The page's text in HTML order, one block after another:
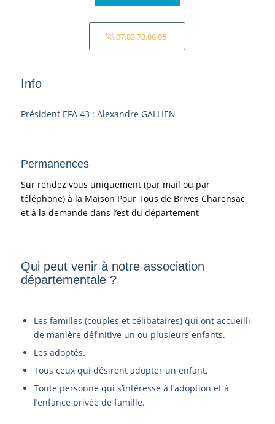
07.83.73.08.05
Info
Président EFA 43 : Alexandre GALLIEN
Permanences
Sur rendez vous uniquement (par mail ou par
téléphone) à la Maison Pour Tous de Brives Charensac
et à la demande dans l’est du département
Qui peut venir à notre association
départementale ?­
Les familles (couples et célibataires) qui ont accueilli
de manière définitive un ou plusieurs enfants.
Les adoptés.
Tous ceux qui désirent adopter un enfant.
Toute personne qui s’intéresse à l’adoption et à
l’enfance privée de famille.